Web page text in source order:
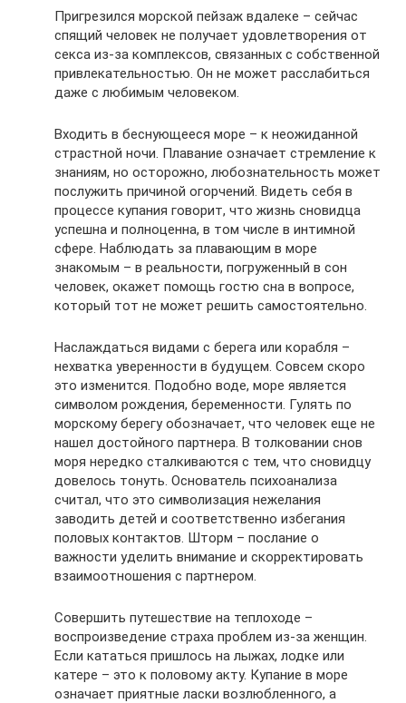
Пригрезился морской пейзаж вдалеке – сейчас
спящий человек не получает удовлетворения от
секса из-за комплексов, связанных с собственной
привлекательностью. Он не может расслабиться
даже с любимым человеком.
Входить в беснующееся море – к неожиданной
страстной ночи. Плавание означает стремление к
знаниям, но осторожно, любознательность может
послужить причиной огорчений. Видеть себя в
процессе купания говорит, что жизнь сновидца
успешна и полноценна, в том числе в интимной
сфере. Наблюдать за плавающим в море
знакомым – в реальности, погруженный в сон
человек, окажет помощь гостю сна в вопросе,
который тот не может решить самостоятельно.
Наслаждаться видами с берега или корабля –
нехватка уверенности в будущем. Совсем скоро
это изменится. Подобно воде, море является
символом рождения, беременности. Гулять по
морскому берегу обозначает, что человек еще не
нашел достойного партнера. В толковании снов
моря нередко сталкиваются с тем, что сновидцу
довелось тонуть. Основатель психоанализа
считал, что это символизация нежелания
заводить детей и соответственно избегания
половых контактов. Шторм – послание о
важности уделить внимание и скорректировать
взаимоотношения с партнером.
Совершить путешествие на теплоходе –
воспроизведение страха проблем из-за женщин.
Если кататься пришлось на лыжах, лодке или
катере – это к половому акту. Купание в море
означает приятные ласки возлюбленного, а